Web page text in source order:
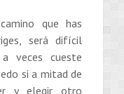
que has
será difícil
veces cueste
si a mitad de
y elegir otro